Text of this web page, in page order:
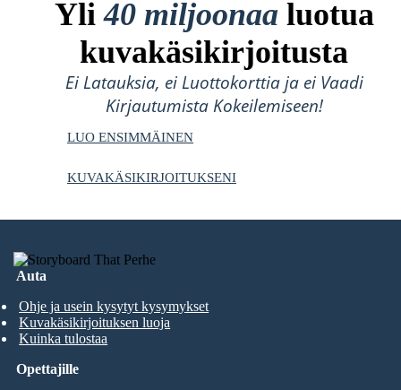
Yli40 miljoonaa luotua
kuvakäsikirjoitusta
Ei Latauksia, ei Luottokorttia ja ei Vaadi
Kirjautumista Kokeilemiseen!
LUO ENSIMMÄINEN
KUVAKÄSIKIRJOITUKSENI
Auta
Ohje ja usein kysytyt kysymykset
Kuvakäsikirjoituksen luoja
Kuinka tulostaa
Opettajille